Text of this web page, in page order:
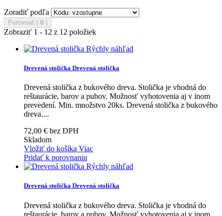
Zoradiť podľa
Porovnať ( 0 )
Zobraziť 1 - 12 z 12 položiek
Rýchly náhľad
Drevená stolička Drevená stolička
Drevená stolička z bukového dreva. Stolička je vhodná do
reštaurácie, barov a pubov. Možnosť vyhotovenia aj v inom
prevedení. Min. množstvo 20ks. Drevená stolička z bukového
dreva....
72,00 € bez DPH
Skladom
Vložiť do košíka Viac
Pridať k porovnaniu
Rýchly náhľad
Drevená stolička Drevená stolička
Drevená stolička z bukového dreva. Stolička je vhodná do
reštaurácie, barov a pubov. Možnosť vyhotovenia aj v inom